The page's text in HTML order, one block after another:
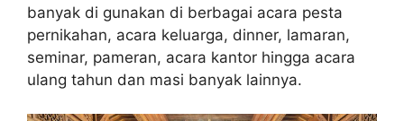
banyak di gunakan di berbagai acara pesta
pernikahan, acara keluarga, dinner, lamaran,
seminar, pameran, acara kantor hingga acara
ulang tahun dan masi banyak lainnya.